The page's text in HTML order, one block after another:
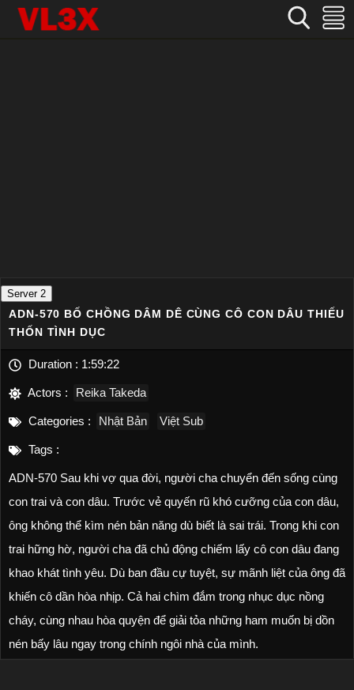
Home Nhật Bản
ADN-570 Bố chồng dâm dê cùng cô con dâu thiếu thốn tình dục
Server 2
ADN-570 BỐ CHỒNG DÂM DÊ CÙNG CÔ CON DÂU THIẾU
THỐN TÌNH DỤC
Duration : 1:59:22
Actors : Reika Takeda
Categories : Nhật Bản Việt Sub
Tags :
ADN-570 Sau khi vợ qua đời, người cha chuyển đến sống cùng
con trai và con dâu. Trước vẻ quyến rũ khó cưỡng của con dâu,
ông không thể kìm nén bản năng dù biết là sai trái. Trong khi con
trai hững hờ, người cha đã chủ động chiếm lấy cô con dâu đang
khao khát tình yêu. Dù ban đầu cự tuyệt, sự mãnh liệt của ông đã
khiến cô dần hòa nhịp. Cả hai chìm đắm trong nhục dục nồng
cháy, cùng nhau hòa quyện để giải tỏa những ham muốn bị dồn
nén bấy lâu ngay trong chính ngôi nhà của mình.